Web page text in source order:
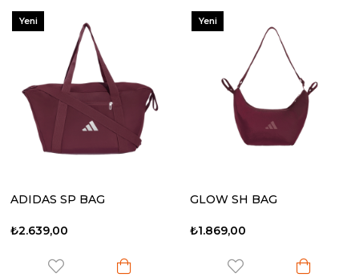
ADIDAS SP BAG
₺2.639,00
Yeni
GLOW SH BAG
₺1.869,00
Yeni